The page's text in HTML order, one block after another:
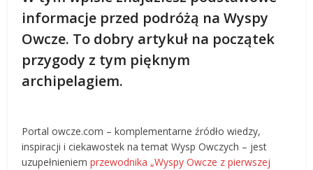
informacje przed podróżą na Wyspy
Owcze. To dobry artykuł na początek
przygody z tym pięknym
archipelagiem.
Portal owcze.com – komplementarne źródło wiedzy,
inspiracji i ciekawostek na temat Wysp Owczych – jest
uzupełnieniemprzewodnika „Wyspy Owcze z pierwszej